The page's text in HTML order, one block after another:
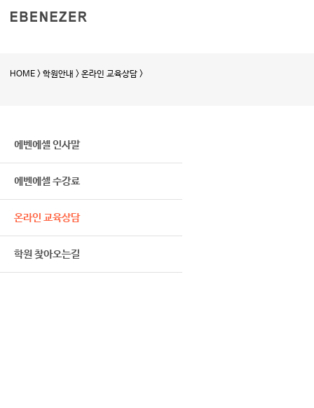
HOME > 학원안내 > 온라인 교육상담 >
에벤에셀 인사말
에벤에셀 수강료
온라인 교육상담
학원 찾아오는길